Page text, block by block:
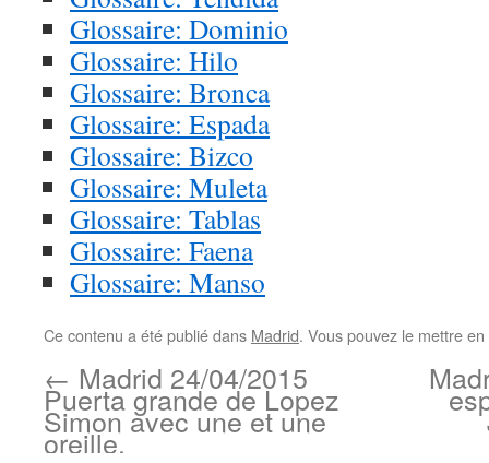
Glossaire: Dominio
Glossaire: Hilo
Glossaire: Bronca
Glossaire: Espada
Glossaire: Bizco
Glossaire: Muleta
Glossaire: Tablas
Glossaire: Faena
Glossaire: Manso
Ce contenu a été publié dans Madrid. Vous pouvez le mettre
← Madrid 24/04/2015
Puerta grande de Lopez
Simon avec une et une
oreille.